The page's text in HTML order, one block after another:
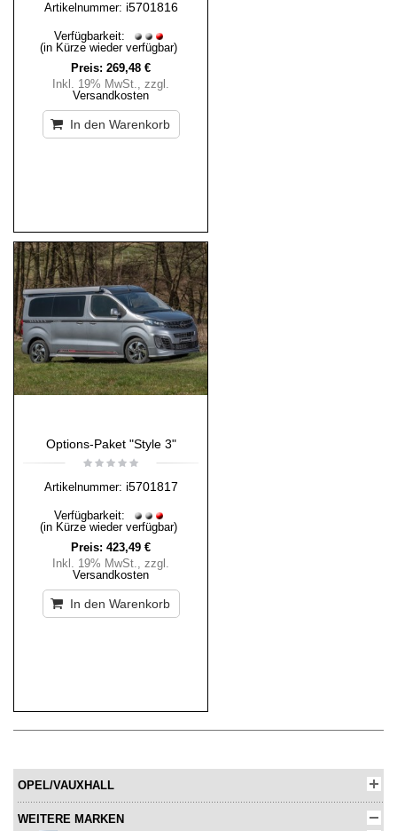
Artikelnummer: i5701816
Verfügbarkeit:
(in Kürze wieder verfügbar)
Preis: 269,48 €
Inkl. 19% MwSt., zzgl.
Versandkosten
In den Warenkorb
Options-Paket "Style 3"
Artikelnummer: i5701817
Verfügbarkeit:
(in Kürze wieder verfügbar)
Preis: 423,49 €
Inkl. 19% MwSt., zzgl.
Versandkosten
In den Warenkorb
OPEL/VAUXHALL
WEITERE MARKEN